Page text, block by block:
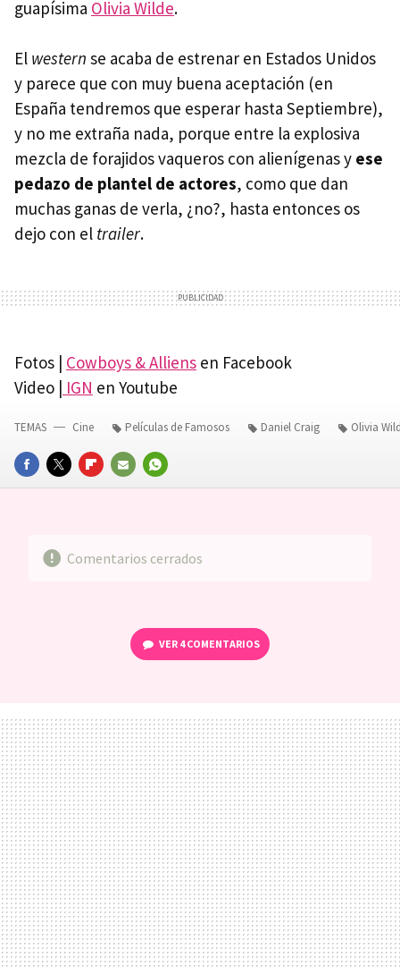
guapísima Olivia Wilde.
El western se acaba de estrenar en Estados Unidos
y parece que con muy buena aceptación (en
España tendremos que esperar hasta Septiembre),
y no me extraña nada, porque entre la explosiva
mezcla de forajidos vaqueros con alienígenas y ese
pedazo de plantel de actores, como que dan
muchas ganas de verla, ¿no?, hasta entonces os
dejo con el trailer.
Fotos | Cowboys & Alliens en Facebook
Video |
IGN en Youtube
FACEBOOKTWITTERFLIPBOARD
E-
WHATSAPP
TEMAS Cine Películas de Famosos Daniel Craig Olivia
Comentarios cerrados
VER 4 COMENTARIOS